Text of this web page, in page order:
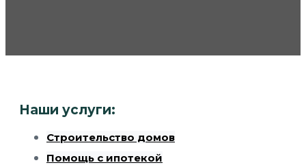
Наши услуги:
Строительство домов
Помощь с ипотекой